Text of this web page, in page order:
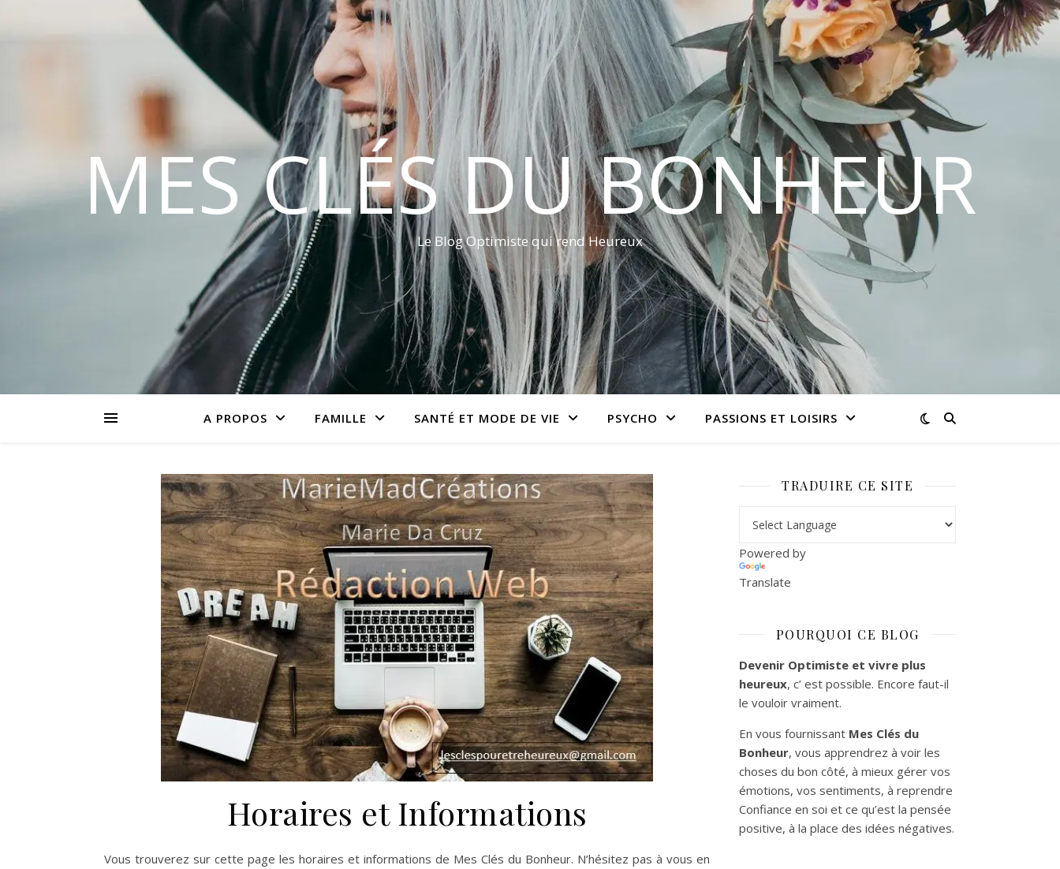
MES CLÉS DU BONHEUR
Le Blog Optimiste qui rend Heureux
A PROPOS FAMILLE SANTÉ ET MODE DE VIE PSYCHO PASSIONS ET LOISIRS
Horaires et Informations
Vous trouverez sur cette page les horaires et informations de Mes Clés du Bonheur. N’hésitez pas à vous en
TRADUIRE CE SITE
Powered by
Translate
POURQUOI CE BLOG
Devenir Optimiste et vivre plus
heureux, c’ est possible. Encore faut-il
le vouloir vraiment.
En vous fournissant Mes Clés du
Bonheur, vous apprendrez à voir les
choses du bon côté, à mieux gérer vos
émotions, vos sentiments, à reprendre
Confiance en soi et ce qu’est la pensée
positive, à la place des idées négatives.